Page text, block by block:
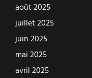
août 2025
juillet 2025
juin 2025
mai 2025
avril 2025